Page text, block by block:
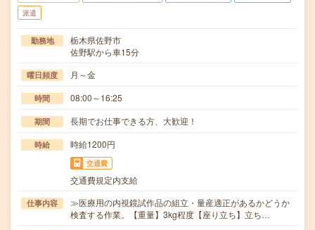
派遣
勤務地
栃木県佐野市
佐野駅から車15分
曜日頻度 月～金
時間 08:00～16:25
期間 長期でお仕事できる方、大歓迎！
時給 時給1200円
交通費
交通費規定内支給
仕事内容
≫医療用の内視鏡試作品の組立・量産適正があるかどうか
検査する作業。【重量】3kg程度【座り立ち】立ち…